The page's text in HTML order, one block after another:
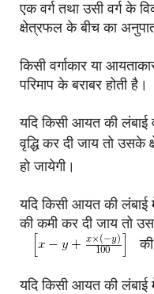
एक वर्ग तथा उसी वर्ग के
क्षेत्रफल के बीच का
किसी वर्गाकार या
परिमाप के बराबर होती है।
यदि किसी आयत की
वृद्धि कर दी जाय तो उसके
हो जायेगी।
यदि किसी आयत की लंबाई
की कमी कर दी जाय तो
यदि किसी आयत की लंबाई